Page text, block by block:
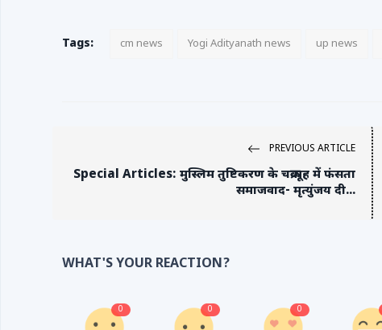
Tags: cm news Yogi Adityanath news up news
PREVIOUS ARTICLE
Special Articles: मुस्लिम तुष्टिकरण के चक्रव्यूह में फंसता
समाजवाद- मृत्युंजय दी...
WHAT'S YOUR REACTION?
0 0 0